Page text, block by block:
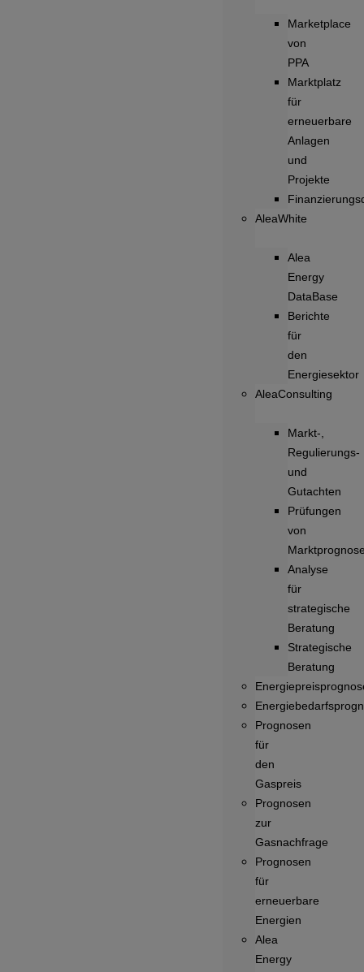
Marketplace
von
PPA
Marktplatz
für
erneuerbare
Anlagen
und
Projekte
AleaWhite
Alea
Energy
DataBase
Berichte
für
den
Energiesektor
AleaConsulting
Markt-,
Regulierungs-
und
Gutachten
Prüfungen
von
Analyse
für
strategische
Beratung
Strategische
Beratung
Prognosen
für
den
Gaspreis
Prognosen
zur
Gasnachfrage
Prognosen
für
erneuerbare
Energien
Alea
Energy